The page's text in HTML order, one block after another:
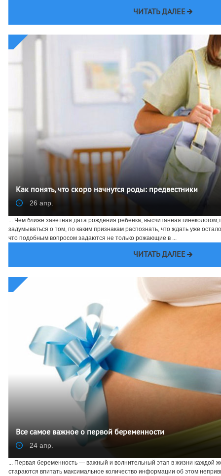
ЧИТАТЬ ДАЛЕЕ
Как понять, что скоро начнутся роды: предвестники
26 апр.
... Чем ближе заветная дата рождения ребенка, высчитанная
задумываться о том, по каким признакам распознать, что ждать уже
что подобным вопросом задаются не только рожающие в ...
ЧИТАТЬ ДАЛЕЕ
Все самое важное о первой беременности
24 апр.
... Первая беременность — важный и волнительный этап в жизни
стараются впитать максимальное количество информации об этом